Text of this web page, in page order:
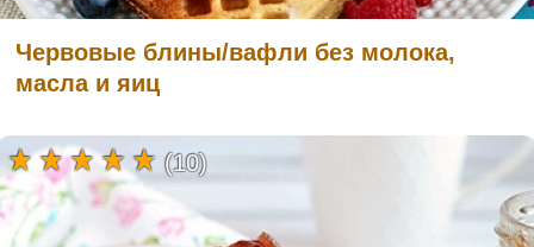
Червовые блины/вафли без молока,
масла и яиц
(10)